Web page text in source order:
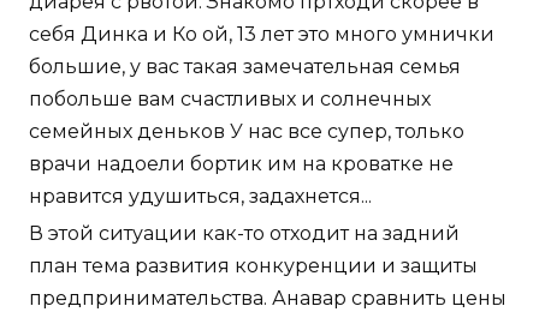
себя Динка и Ко ой, 13 лет это много умнички
большие, у вас такая замечательная семья
побольше вам счастливых и солнечных
семейных деньков У нас все супер, только
врачи надоели бортик им на кроватке не
нравится удушиться, задахнется...
В этой ситуации как-то отходит на задний
план тема развития конкуренции и защиты
предпринимательства. Анавар сравнить цены